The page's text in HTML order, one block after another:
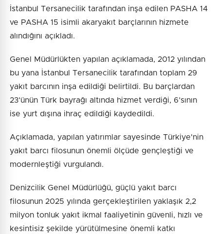
İstanbul Tersanecilik tarafından inşa edilen PASHA 14
ve PASHA 15 isimli akaryakıt barçlarının hizmete
alındığını açıkladı.
Genel Müdürlükten yapılan açıklamada, 2012 yılından
bu yana İstanbul Tersanecilik tarafından toplam 29
yakıt barcının inşa edildiği belirtildi. Bu barçlardan
23’ünün Türk bayrağı altında hizmet verdiği, 6’sının
ise yurt dışına ihraç edildiği kaydedildi.
Açıklamada, yapılan yatırımlar sayesinde Türkiye'nin
yakıt barcı filosunun önemli ölçüde gençleştiği ve
modernleştiği vurgulandı.
Denizcilik Genel Müdürlüğü, güçlü yakıt barcı
filosunun 2025 yılında gerçekleştirilen yaklaşık 2,2
milyon tonluk yakıt ikmal faaliyetinin güvenli, hızlı ve
kesintisiz şekilde yürütülmesine önemli katkı